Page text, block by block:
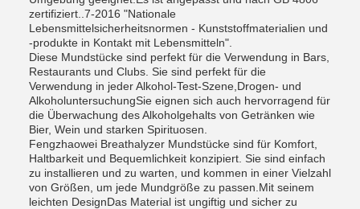
zertifiziert..7-2016 "Nationale
Lebensmittelsicherheitsnormen - Kunststoffmaterialien und
-produkte in Kontakt mit Lebensmitteln".
Diese Mundstücke sind perfekt für die Verwendung in Bars,
Restaurants und Clubs. Sie sind perfekt für die
Verwendung in jeder Alkohol-Test-Szene,Drogen- und
AlkoholuntersuchungSie eignen sich auch hervorragend für
die Überwachung des Alkoholgehalts von Getränken wie
Bier, Wein und starken Spirituosen.
Fengzhaowei Breathalyzer Mundstücke sind für Komfort,
Haltbarkeit und Bequemlichkeit konzipiert. Sie sind einfach
zu installieren und zu warten, und kommen in einer Vielzahl
von Größen, um jede Mundgröße zu passen.Mit seinem
leichten DesignDas Material ist ungiftig und sicher zu